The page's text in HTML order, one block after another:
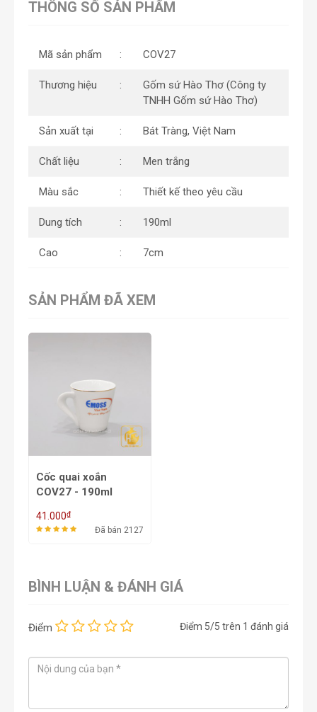
THÔNG SỐ SẢN PHẨM
Mã sản phẩm COV27
Thương hiệu
Gốm sứ Hào Thơ (Công ty
TNHH Gốm sứ Hào Thơ)
Sản xuất tại Bát Tràng, Việt Nam
Chất liệu Men trắng
Màu sắc Thiết kế theo yêu cầu
Dung tích 190ml
Cao 7cm
SẢN PHẨM ĐÃ XEM
Cốc quai xoắn
COV27 - 190ml
41.000₫
Đã bán 2127
BÌNH LUẬN & ĐÁNH GIÁ
Điểm Điểm 5/5 trên 1 đánh giá